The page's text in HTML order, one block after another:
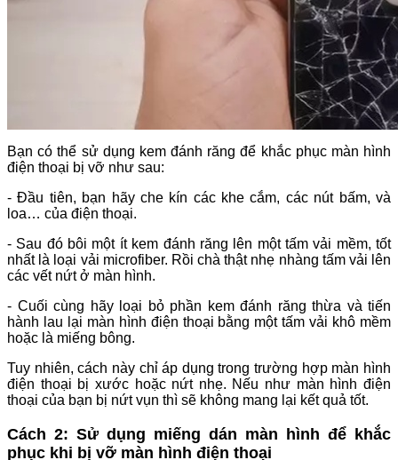
Bạn có thể sử dụng kem đánh răng để khắc phục màn hình
điện thoại bị vỡ như sau:
- Đầu tiên, bạn hãy che kín các khe cắm, các nút bấm, và
loa… của điện thoại.
- Sau đó bôi một ít kem đánh răng lên một tấm vải mềm, tốt
nhất là loại vải microfiber. Rồi chà thật nhẹ nhàng tấm vải lên
các vết nứt ở màn hình.
- Cuối cùng hãy loại bỏ phần kem đánh răng thừa và tiến
hành lau lại màn hình điện thoại bằng một tấm vải khô mềm
hoặc là miếng bông.
Tuy nhiên, cách này chỉ áp dụng trong trường hợp màn hình
điện thoại bị xước hoặc nứt nhẹ. Nếu như màn hình điện
thoại của bạn bị nứt vụn thì sẽ không mang lại kết quả tốt.
Cách 2: Sử dụng miếng dán màn hình để khắc
phục khi bị vỡ màn hình điện thoại